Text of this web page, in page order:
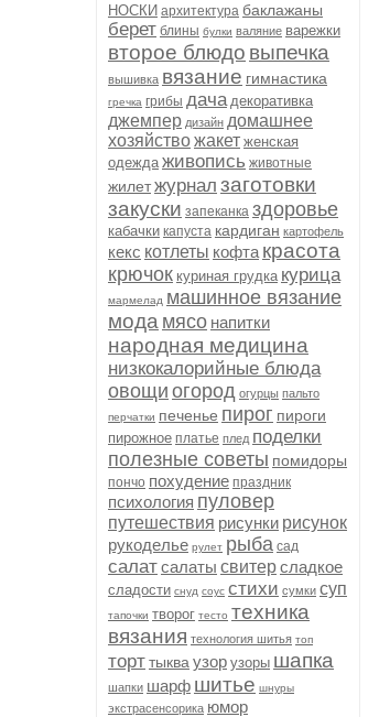
НОСКИ архитектура баклажаны
берет блины булки валяние варежки
второе блюдо выпечка
вышивка вязание гимнастика
гречка грибы дача декоративка
джемпер дизайн домашнее
хозяйствожакет женская
одежда живопись животные
жилетжурнал заготовки
закуски запеканка здоровье
кабачки капуста кардиган картофель
кекс котлеты кофта красота
крючок куриная грудка курица
мармелад машинное вязание
мода мясо напитки
народная медицина
низкокалорийные блюда
овощи огород огурцы пальто
перчатки печенье пирог пироги
пирожное платье плед поделки
полезные советы помидоры
пончо похудение праздник
психология пуловер
путешествия рисунки рисунок
рукоделье рулет рыба сад
салатсалаты свитерсладкое
сладости снуд соус стихи сумки суп
тапочки творог тесто техника
вязания технология шитья топ
торттыква узор узоры шапка
шапки шарф шитье шнуры
экстрасенсорика юмор